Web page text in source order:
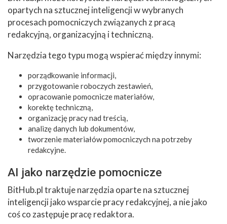
opartych na sztucznej inteligencji w wybranych
procesach pomocniczych związanych z pracą
redakcyjną, organizacyjną i techniczną.
Narzędzia tego typu mogą wspierać między innymi:
porządkowanie informacji,
przygotowanie roboczych zestawień,
opracowanie pomocnicze materiałów,
korektę techniczną,
organizację pracy nad treścią,
analizę danych lub dokumentów,
tworzenie materiałów pomocniczych na potrzeby
redakcyjne.
AI jako narzędzie pomocnicze
BitHub.pl traktuje narzędzia oparte na sztucznej
inteligencji jako wsparcie pracy redakcyjnej, a nie jako
coś co zastępuje pracę redaktora.